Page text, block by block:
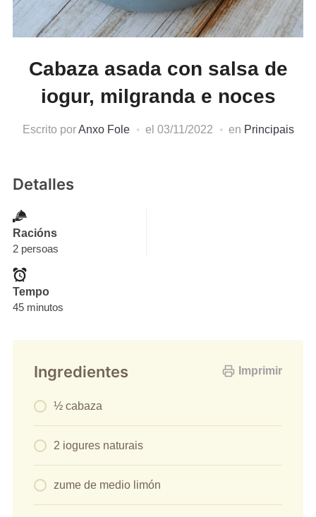
Cabaza asada con salsa de
iogur, milgranda e noces
Escrito porAnxo Fole el 03/11/2022 en Principais
Detalles
Racións
2 persoas
Tempo
45 minutos
Imprimir
Ingredientes
½ cabaza
2 iogures naturais
zume de medio limón